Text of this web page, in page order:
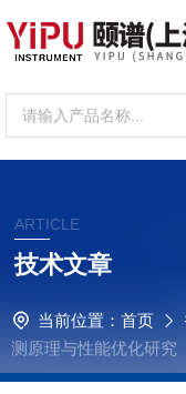
ARTICLE
技术文章
当前位置： 首页
测原理与性能优化研究